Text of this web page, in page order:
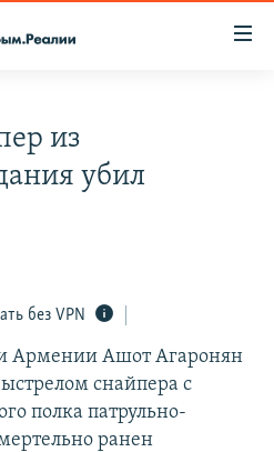
ИСТОРИЙ СОПРОТИВЛЕНИЯ
из
убил
без VPN
Армении Ашот Агаронян
снайпера с
полка патрульно-
ранен